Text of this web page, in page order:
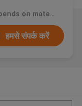
मूल्य：Depends on material, size, quantity and printing colors
हमसे संपर्क करें